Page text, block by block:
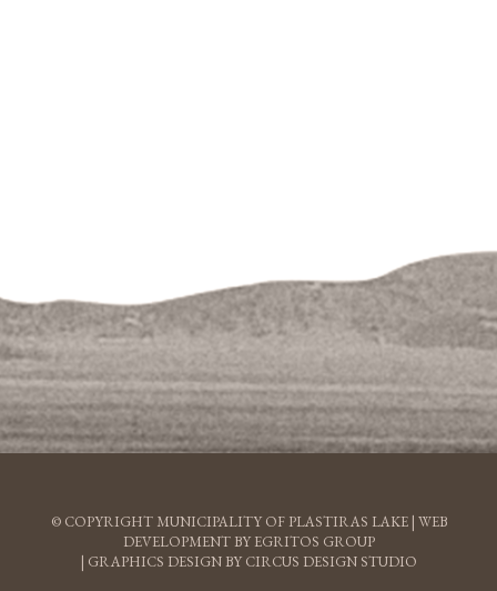
© COPYRIGHT MUNICIPALITY OF PLASTIRAS LAKE | WEB
DEVELOPMENT BY EGRITOS GROUP
| GRAPHICS DESIGN BY CIRCUS DESIGN STUDIO